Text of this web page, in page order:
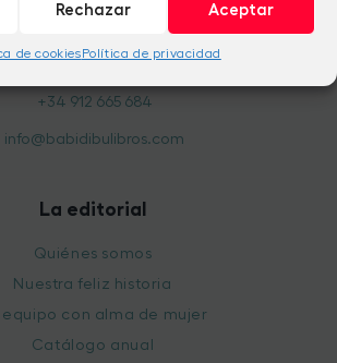
Aceptar
Rechazar
de cookiesPolítica de privacidad
+34 954 824 041
+34 912 665 684
info@babidibulibros.com
La editorial
Quiénes somos
Nuestra feliz historia
equipo con alma de mujer
Catálogo anual